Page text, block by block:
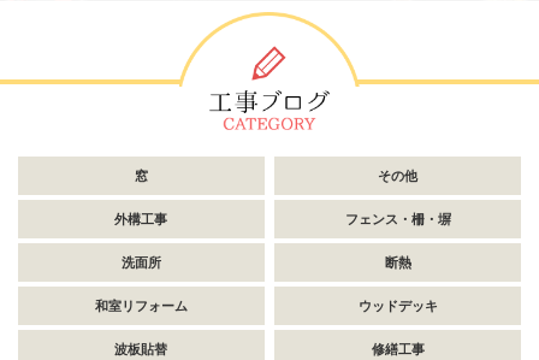
窓 その他
外構工事 フェンス・柵・塀
洗面所 断熱
和室リフォーム ウッドデッキ
波板貼替 修繕工事